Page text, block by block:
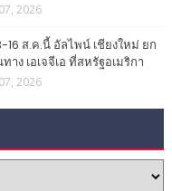
2026
16 ส.ค.นี้ อัลไพน์ เชียงใหม่ ยก
ง เอเจจีเอ ที่สหรัฐอเมริกา
2026